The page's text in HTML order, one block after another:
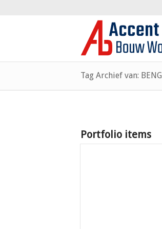
Tag Archief van: BENG
Portfolio items